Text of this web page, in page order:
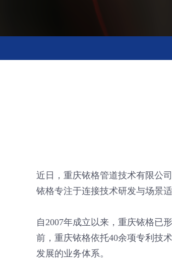
近日，重庆铱格管道技术有限公
铱格专注于连接技术研发与场景
自2007年成立以来，重庆铱格已
前，重庆铱格依托40余项专利技
发展的业务体系。